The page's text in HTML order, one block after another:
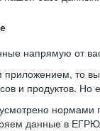
напрямую от
то
и продуктов.
данные в